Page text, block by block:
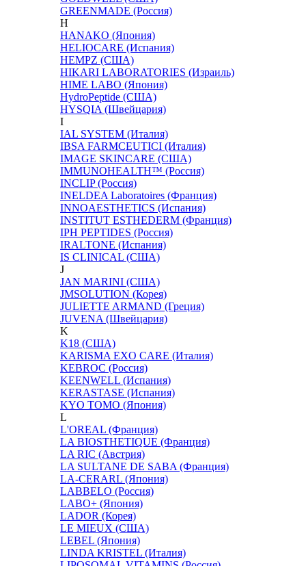
GREENMADE (Россия)
H
HANAKO (Япония)
HELIOCARE (Испания)
HEMPZ (США)
HIKARI LABORATORIES (Израиль)
HIME LABO (Япония)
HydroPeptide (США)
HYSQIA (Швейцария)
I
IAL SYSTEM (Италия)
IBSA FARMCEUTICI (Италия)
IMAGE SKINCARE (США)
IMMUNOHEALTH™ (Россия)
INCLIP (Россия)
INELDEA Laboratoires (Франция)
INNOAESTHETICS (Испания)
INSTITUT ESTHEDERM (Франция)
IPH PEPTIDES (Россия)
IRALTONE (Испания)
IS CLINICAL (США)
J
JAN MARINI (США)
JMSOLUTION (Корея)
JULIETTE ARMAND (Греция)
JUVENA (Швейцария)
K
K18 (США)
KARISMA EXO CARE (Италия)
KEBROC (Россия)
KEENWELL (Испания)
KERASTASE (Испания)
KYO TOMO (Япония)
L
L'OREAL (Франция)
LA BIOSTHETIQUE (Франция)
LA RIC (Австрия)
LA SULTANE DE SABA (Франция)
LA-CERARL (Япония)
LABBELO (Россия)
LABO+ (Япония)
LADOR (Корея)
LE MIEUX (США)
LEBEL (Япония)
LINDA KRISTEL (Италия)